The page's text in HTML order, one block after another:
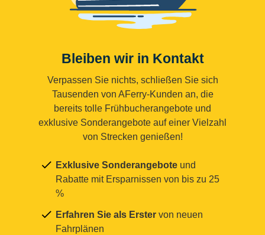
Bleiben wir in Kontakt
Verpassen Sie nichts, schließen Sie sich
Tausenden von AFerry-Kunden an, die
bereits tolle Frühbucherangebote und
exklusive Sonderangebote auf einer Vielzahl
von Strecken genießen!
Exklusive Sonderangebote und
Rabatte mit Ersparnissen von bis zu 25
%
Erfahren Sie als Erster von neuen
Fahrplänen